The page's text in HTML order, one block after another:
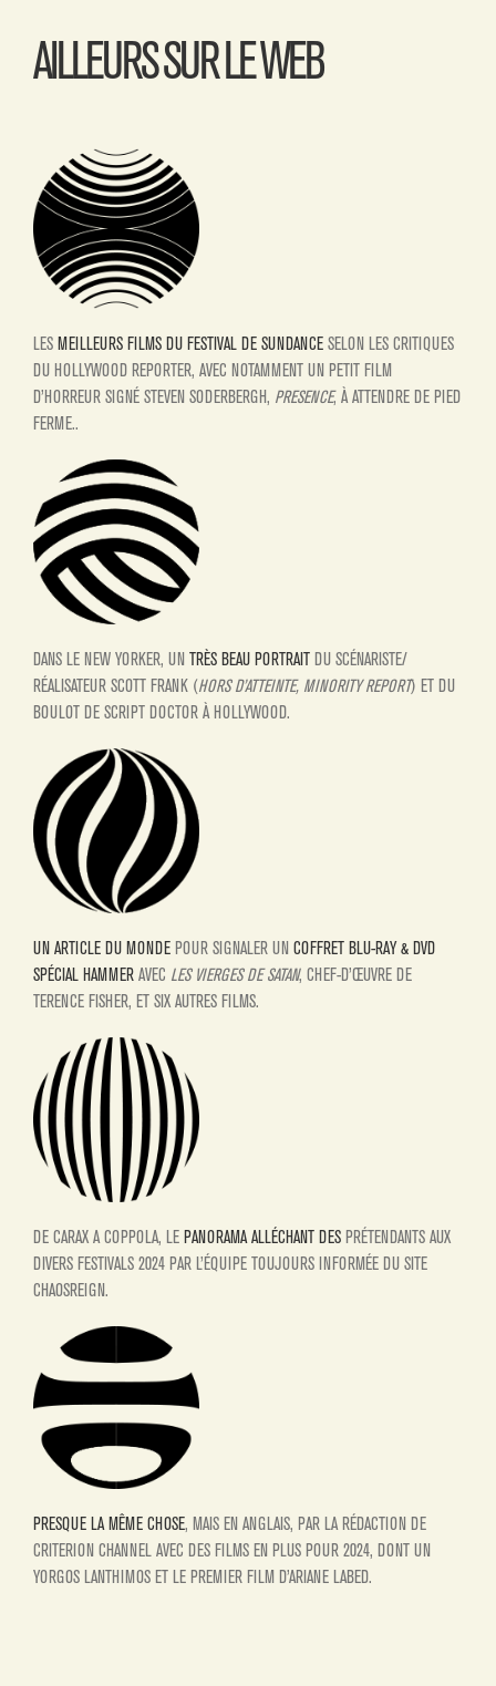
AILLEURS SUR LE WEB
LES MEILLEURS FILMS DU FESTIVAL DE SUNDANCE SELON LES CRITIQUES
DU HOLLYWOOD REPORTER, AVEC NOTAMMENT UN PETIT FILM
D’HORREUR SIGN É STEVEN SODERBERGH, PRESENCE, À ATTENDRE DE PIED
FERME..
DANS LE NEW YORKER, UN TRÈS BEAU PORTRAIT DU SCÉNARISTE/
RÉALISATEUR SCOTT FRANK (HORS D’ATTEINTE, MINORITY REPORT) ET DU
BOULOT DE SCRIPT DOCTOR À HOLLYWOOD.
UN ARTICLE DU MONDE POUR SIGNALER UN COFFRET BLU-RAY & DVD
SPÉCIAL HAMMER AVEC LES VIERGES DE SATAN, CHEF-D’ŒUVRE DE
TERENCE FISHER, ET SIX AUTRES FILMS.
DE CARAX A COPPOLA, LE PANORAMA ALLÉCHANT DES PRÉTENDANTS AUX
DIVERS FESTIVALS 2024 PAR L’ÉQUIPE TOUJOURS INFORM ÉE DU SITE
CHAOSREIGN.
PRESQUE LA MÊME CHOSE, MAIS EN ANGLAIS, PAR LA RÉDACTION DE
CRITERION CHANNEL AVEC DES FILMS EN PLUS POUR 2024, DONT UN
YORGOS LANTHIMOS ET LE PREMIER FILM D’ARIANE LABED.